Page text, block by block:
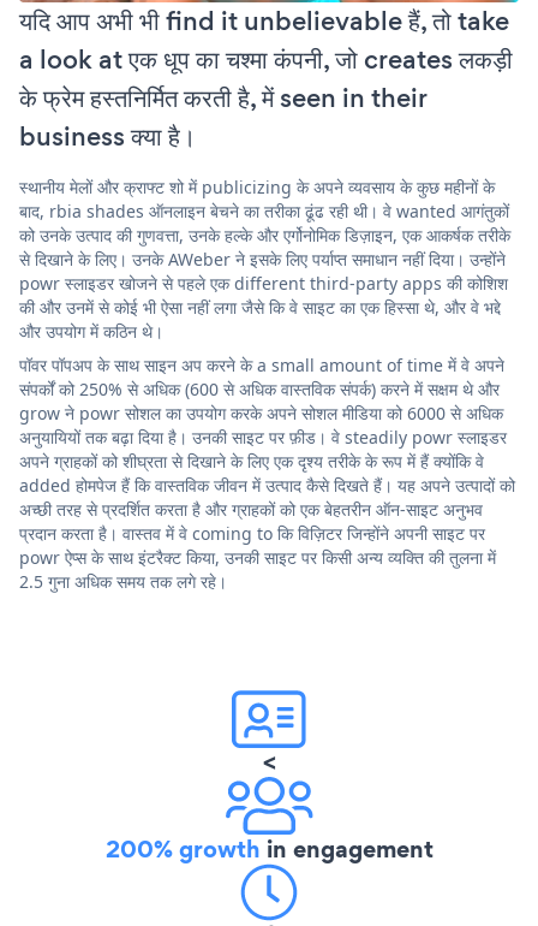
यदि आप अभी भी find it unbelievable हैं, तो take
a look at एक धूप का चश्मा कंपनी, जो creates लकड़ी
के फ्रेम हस्तनिर्मित करती है, में seen in their
business क्या है।
स्थानीय मेलों और क्राफ्ट शो में publicizing के अपने व्यवसाय के कुछ महीनों के
बाद, rbia shades ऑनलाइन बेचने का तरीका ढूंढ रही थी। वे wanted आगंतुकों
को उनके उत्पाद की गुणवत्ता, उनके हल्के और एर्गोनोमिक डिज़ाइन, एक आकर्षक तरीके
से दिखाने के लिए। उनके AWeber ने इसके लिए पर्याप्त समाधान नहीं दिया। उन्होंने
powr स्लाइडर खोजने से पहले एक different third-party apps की कोशिश
की और उनमें से कोई भी ऐसा नहीं लगा जैसे कि वे साइट का एक हिस्सा थे, और वे भद्दे
और उपयोग में कठिन थे।
पॉवर पॉपअप के साथ साइन अप करने के a small amount of time में वे अपने
संपर्कों को 250% से अधिक (600 से अधिक वास्तविक संपर्क) करने में सक्षम थे और
grow ने powr सोशल का उपयोग करके अपने सोशल मीडिया को 6000 से अधिक
अनुयायियों तक बढ़ा दिया है। उनकी साइट पर फ़ीड। वे steadily powr स्लाइडर
अपने ग्राहकों को शीघ्रता से दिखाने के लिए एक दृश्य तरीके के रूप में हैं क्योंकि वे
added होमपेज हैं कि वास्तविक जीवन में उत्पाद कैसे दिखते हैं। यह अपने उत्पादों को
अच्छी तरह से प्रदर्शित करता है और ग्राहकों को एक बेहतरीन ऑन-साइट अनुभव
प्रदान करता है। वास्तव में वे coming to कि विज़िटर जिन्होंने अपनी साइट पर
powr ऐप्स के साथ इंटरैक्ट किया, उनकी साइट पर किसी अन्य व्यक्ति की तुलना में
2.5 गुना अधिक समय तक लगे रहे।
<
200% growth in engagement